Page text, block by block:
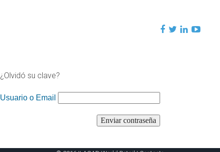
¿Olvidó su clave?
Usuario o Email